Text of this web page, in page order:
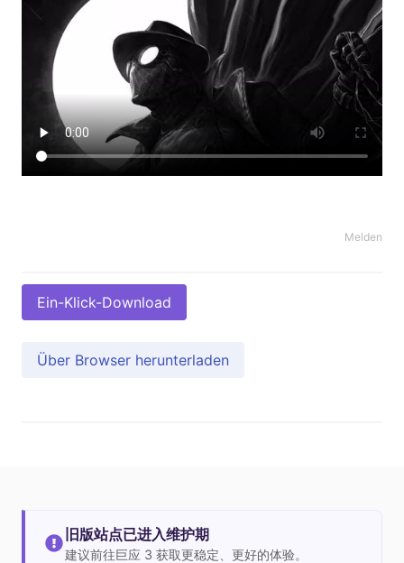
Melden
Ein-Klick-Download
Über Browser herunterladen
旧版站点已进入维护期
建议前往巨应 3 获取更稳定、更好的体验。